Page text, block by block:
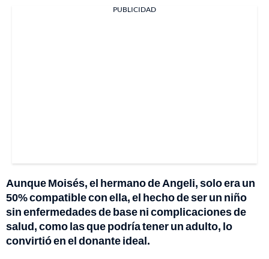
PUBLICIDAD
Aunque Moisés, el hermano de Angeli, solo era un
50% compatible con ella, el hecho de ser un niño
sin enfermedades de base ni complicaciones de
salud, como las que podría tener un adulto, lo
convirtió en el donante ideal.